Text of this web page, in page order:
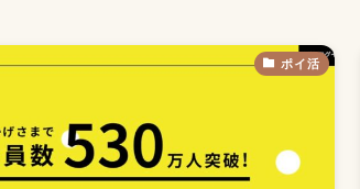
ポイ活